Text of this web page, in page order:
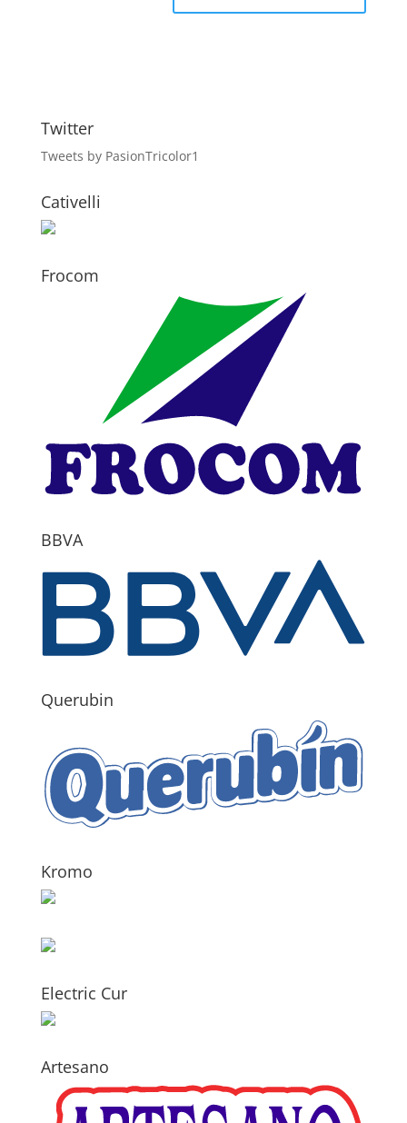
Twitter
Tweets by PasionTricolor1
Cativelli
Frocom
BBVA
Querubin
Kromo
Electric Cur
Artesano